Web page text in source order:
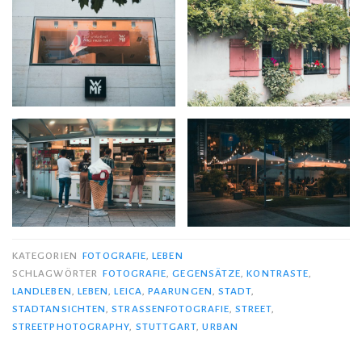
KATEGORIEN FOTOGRAFIE,LEBEN
SCHLAGWÖRTER FOTOGRAFIE,GEGENSÄTZE,KONTRASTE,
LANDLEBEN, LEBEN,LEICA,PAARUNGEN, STADT,
STADTANSICHTEN,STRASSENFOTOGRAFIE , STREET,
STREETPHOTOGRAPHY, STUTTGART,URBAN